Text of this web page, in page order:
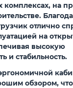
комплексах, на
отлично
на
высокую
и стабильность.
обзором,